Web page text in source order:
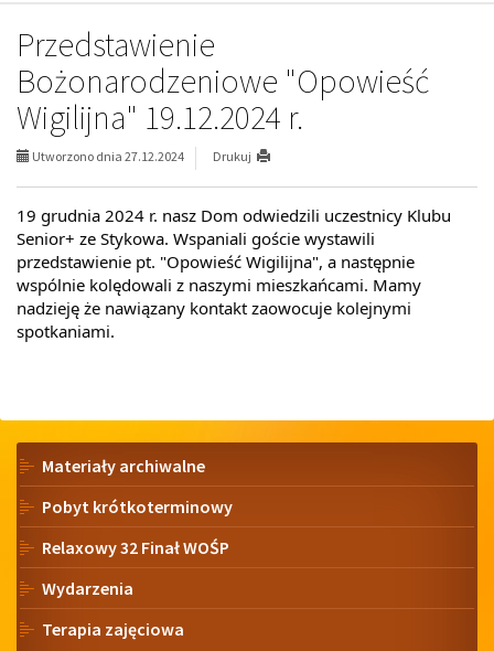
Przedstawienie
Bożonarodzeniowe "Opowieść
Wigilijna" 19.12.2024 r.
Utworzono dnia 27.12.2024 Drukuj
19 grudnia 2024 r. nasz Dom odwiedzili uczestnicy Klubu
Senior+ ze Stykowa. Wspaniali goście wystawili
przedstawienie pt. "Opowieść Wigilijna", a następnie
wspólnie kolędowali z naszymi mieszkańcami. Mamy
nadzieję że nawiązany kontakt zaowocuje kolejnymi
spotkaniami.
Menu
Materiały archiwalne
Pobyt krótkoterminowy
Relaxowy 32 Finał WOŚP
Wydarzenia
Terapia zajęciowa